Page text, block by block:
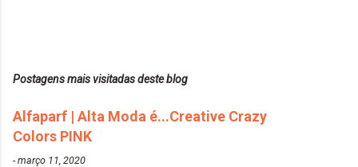
Postagens mais visitadas deste blog
Alfaparf | Alta Moda é...Creative Crazy
Colors PINK
-março 11, 2020